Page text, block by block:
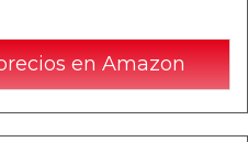
en Amazon